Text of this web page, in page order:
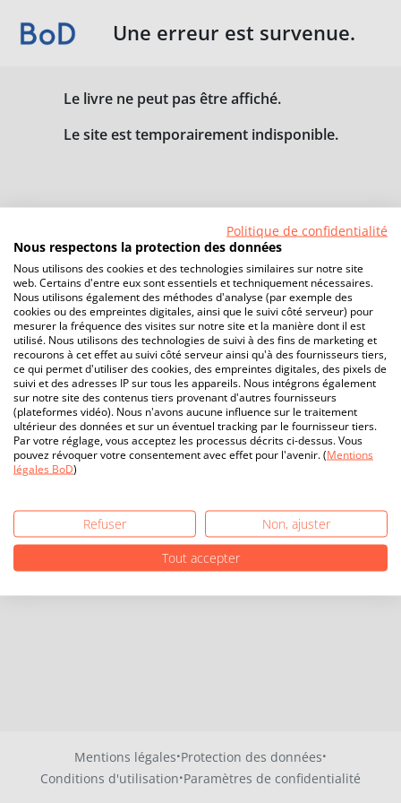
Une erreur est survenue.
Le livre ne peut pas être affiché.
Le site est temporairement indisponible.
Mentions légales·Protection des données·
Conditions d'utilisation·Paramètres de confidentialité
Politique de confidentialité
Nous respectons la protection des données
Nous utilisons des cookies et des technologies similaires sur notre site
web. Certains d'entre eux sont essentiels et techniquement nécessaires.
Nous utilisons également des méthodes d'analyse (par exemple des
cookies ou des empreintes digitales, ainsi que le suivi côté serveur) pour
mesurer la fréquence des visites sur notre site et la manière dont il est
utilisé. Nous utilisons des technologies de suivi à des fins de marketing et
recourons à cet effet au suivi côté serveur ainsi qu'à des fournisseurs tiers,
ce qui permet d'utiliser des cookies, des empreintes digitales, des pixels de
suivi et des adresses IP sur tous les appareils. Nous intégrons également
sur notre site des contenus tiers provenant d'autres fournisseurs
(plateformes vidéo). Nous n'avons aucune influence sur le traitement
ultérieur des données et sur un éventuel tracking par le fournisseur tiers.
Par votre réglage, vous acceptez les processus décrits ci-dessus. Vous
pouvez révoquer votre consentement avec effet pour l'avenir. (Mentions
légales BoD)
Refuser
Non, ajuster
Tout accepter